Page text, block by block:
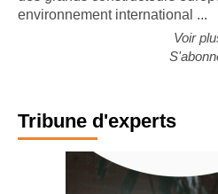
des grands constructeurs
Voir
Tribune d'experts